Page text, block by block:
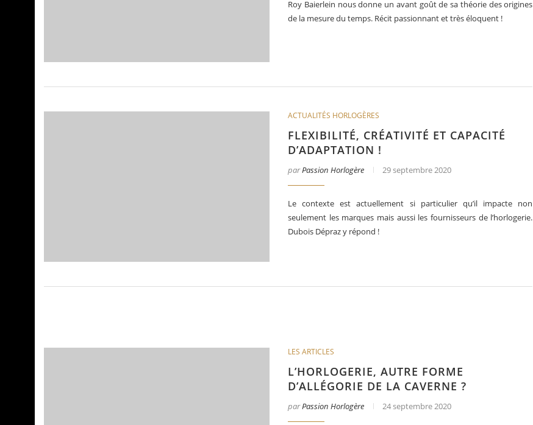
Roy Baierlein nous donne un avant goût de sa théorie des origines
de la mesure du temps. Récit passionnant et très éloquent !
ACTUALITÉS HORLOGÈRES
FLEXIBILITÉ, CRÉATIVITÉ ET CAPACITÉ
D’ADAPTATION !
parPassion Horlogère 29 septembre 2020
Le contexte est actuellement si particulier qu’il impacte non
seulement les marques mais aussi les fournisseurs de l’horlogerie.
Dubois Dépraz y répond !
LES ARTICLES
L’HORLOGERIE, AUTRE FORME
D’ALLÉGORIE DE LA CAVERNE ?
parPassion Horlogère 24 septembre 2020